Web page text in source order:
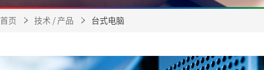
首页 技术 / 产品 台式电脑